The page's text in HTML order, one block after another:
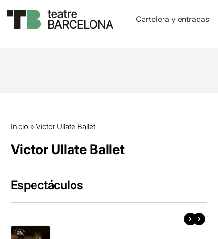
Cartelera y entradas
Inicio »Victor Ullate Ballet
Victor Ullate Ballet
Espectáculos